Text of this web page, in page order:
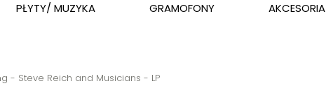
PŁYTY/ MUZYKA GRAMOFONY AKCESORIA
- Steve Reich and Musicians - LP